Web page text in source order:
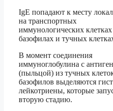
IgE попадают к месту
на транспортных
иммунологических
базофилах и тучных
В момент соединения
иммуноглобулина с
(пыльцой) из тучных
базофилов выделяются
лейкотриены, которые
вторую стадию.